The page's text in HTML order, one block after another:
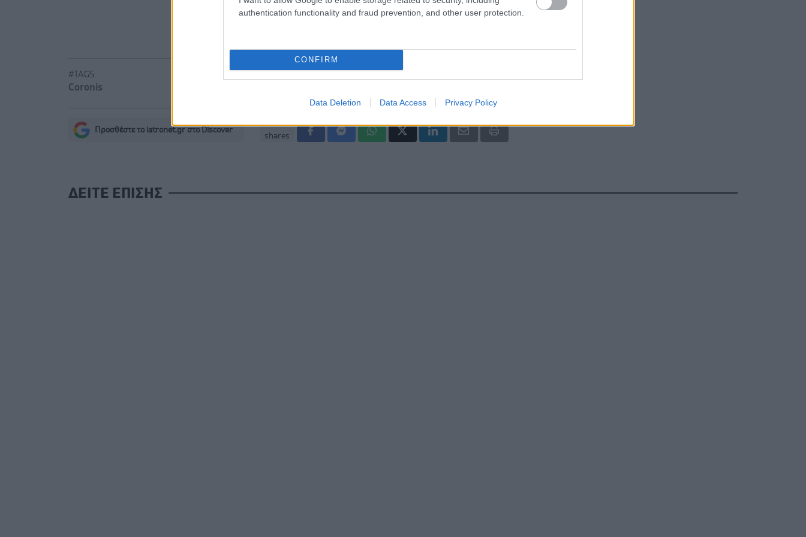
authentication functionality and fraud prevention, and other user protection.
CONFIRM
Data Deletion Data Access Privacy Policy
#TAGS
Coronis
Προσθέστε το iatronet.gr στο Discover
shares
ΔΕΙΤΕ ΕΠΙΣΗΣ